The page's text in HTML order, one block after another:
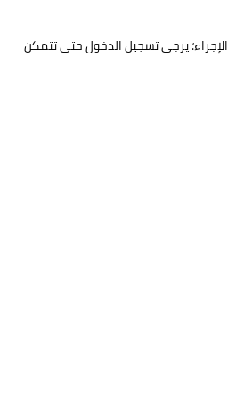
يرجى تسجيل الدخول حتى تتمكن